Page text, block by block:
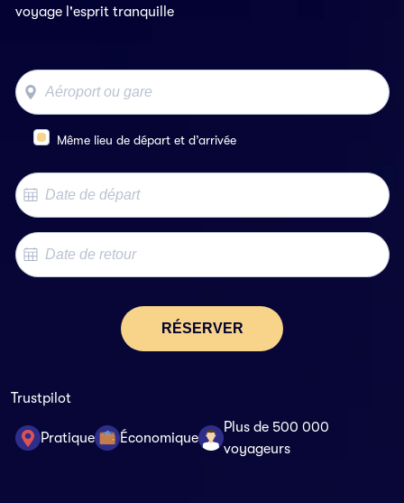
voyage l'esprit tranquille
Même lieu de départ et d’arrivée
RÉSERVER
Trustpilot
Pratique Économique
Plus de 500 000
voyageurs